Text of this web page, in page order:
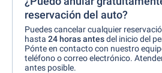
reservación del auto?
Puedes cancelar cualquier
hasta 24 horas antesdel inicio del
Pónte en contacto con nuestro
teléfono o correo electrónico.
antes posible.